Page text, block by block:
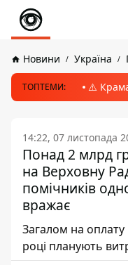
Новини Україна
ТОПТЕМИ: ⚠️
14:22, 07 листопада
Понад 2 млрд
на Верховну
помічників
вражає
Загалом на оплату
році планують